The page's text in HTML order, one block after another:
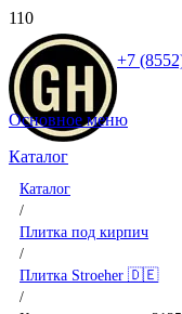
+7
Основное меню
Каталог
Каталог
/
Плитка под кирпич
/
Плитка Stroeher 🇩🇪
/